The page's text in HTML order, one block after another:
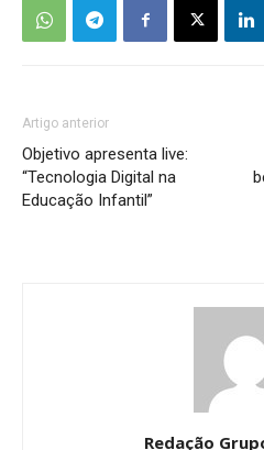
Artigo anterior
​Objetivo apresenta live:
“Tecnologia Digital na
Educação Infantil”
Redação